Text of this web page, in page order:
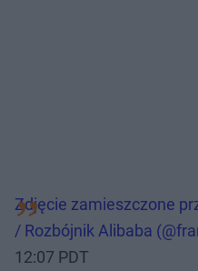
Zdjęcie zamieszczone
/ Rozbójnik Alibaba
12:07 PDT